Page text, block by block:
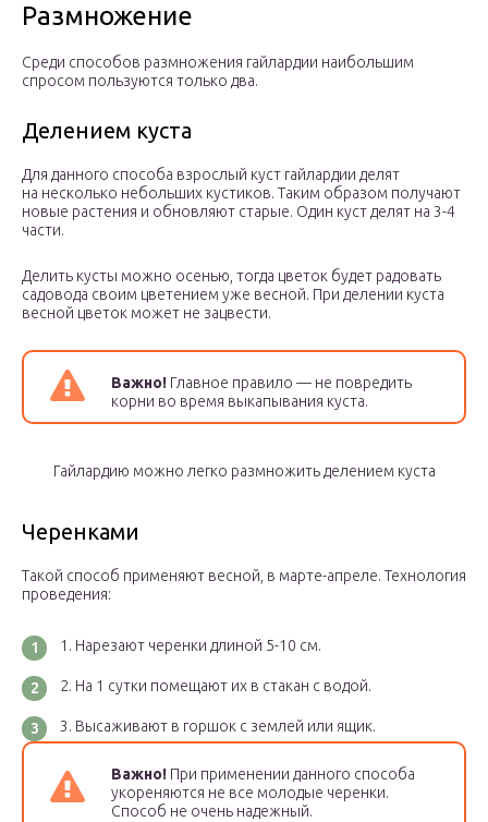
Размножение
Среди способов размножения гайлардии наибольшим
спросом пользуются только два.
Делением куста
Для данного способа взрослый куст гайлардии делят
на несколько небольших кустиков. Таким образом получают
новые растения и обновляют старые. Один куст делят на 3-4
части.
Делить кусты можно осенью, тогда цветок будет радовать
садовода своим цветением уже весной. При делении куста
весной цветок может не зацвести.
Важно! Главное правило — не повредить
корни во время выкапывания куста.
Гайлардию можно легко размножить делением куста
Черенками
Такой способ применяют весной, в марте-апреле. Технология
проведения:
Нарезают черенки длиной 5-10 см.
На 1 сутки помещают их в стакан с водой.
Высаживают в горшок с землей или ящик.
Важно! При применении данного способа
укореняются не все молодые черенки.
Способ не очень надежный.